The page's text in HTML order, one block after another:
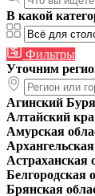
В какой
Фильтры
Уточним
Агинский
Алтайский
Амурская
Астраханская
Белгородская
Брянская